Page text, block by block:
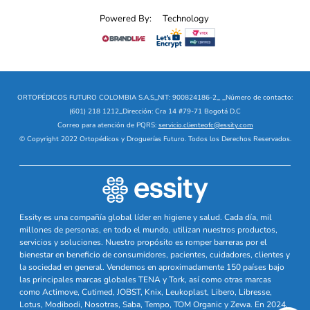
Powered By: Technology
ORTOPÉDICOS FUTURO COLOMBIA S.A.S_NIT: 900824186-2_ _Número de contacto:
(601) 218 1212_Dirección: Cra 14 #79-71 Bogotá D.C
Correo para atención de PQRS: servicio.clienteofc@essity.com
© Copyright 2022 Ortopédicos y Droguerías Futuro. Todos los Derechos Reservados.
Essity es una compañía global líder en higiene y salud. Cada día, mil
millones de personas, en todo el mundo, utilizan nuestros productos,
servicios y soluciones. Nuestro propósito es romper barreras por el
bienestar en beneficio de consumidores, pacientes, cuidadores, clientes y
la sociedad en general. Vendemos en aproximadamente 150 países bajo
las principales marcas globales TENA y Tork, así como otras marcas
como Actimove, Cutimed, JOBST, Knix, Leukoplast, Libero, Libresse,
Lotus, Modibodi, Nosotras, Saba, Tempo, TOM Organic y Zewa. En 2024,